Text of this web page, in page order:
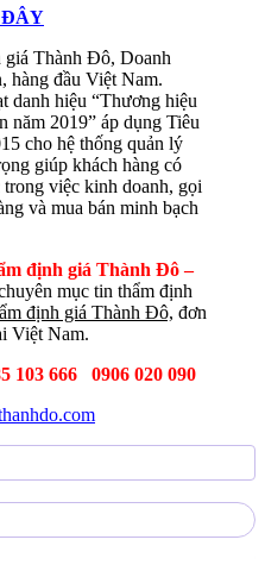
giá Thành Đô, Doanh
hàng đầu Việt Nam.
danh hiệu “Thương hiệu
năm 2019” áp dụng Tiêu
cho hệ thống quản lý
giúp khách hàng có
việc kinh doanh, gọi
và mua bán minh bạch
định giá Thành Đô –
mục tin thẩm định
định giá Thành Đô, đơn
Việt Nam.
103 666
0906 020 090